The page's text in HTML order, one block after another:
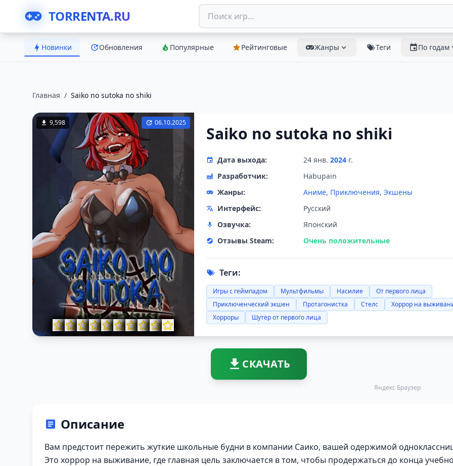
TORRENTA.RU
Новинки Обновления Популярные Рейтинговые Жанры Теги По годам
Главная / Saiko no sutoka no shiki
9,598 06.10.2025
Saiko no sutoka no shiki
Дата выхода: 24 янв. 2024 г.
Разработчик:
Habupain
Жанры:
Аниме, Приключения, Экшены
Интерфейс:
Русский
Озвучка:
Японский
Отзывы Steam:
Очень положительные
Теги:
Игры с геймпадом Мультфильмы Насилие
От первого лица
Приключенческий экшен
Протагонистка Стелс
Хоррор на
Хорроры
Шутер от первого лица
СКАЧАТЬ
Яндекс Браузер
Описание
Вам предстоит пережить жуткие школьные будни в компании Саико, вашей одержимой
Это хоррор на выживание, где главная цель заключается в том, чтобы продержаться до конца